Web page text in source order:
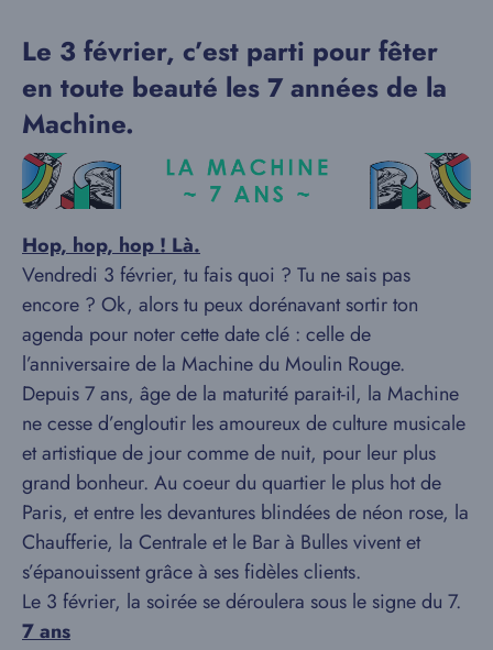
Le 3 février, c’est parti pour fêter
en toute beauté les 7 années de la
Machine.
Hop, hop, hop ! Là.
Vendredi 3 février, tu fais quoi ? Tu ne sais pas
encore ? Ok, alors tu peux dorénavant sortir ton
agenda pour noter cette date clé : celle de
l’anniversaire de la Machine du Moulin Rouge.
Depuis 7 ans, âge de la maturité parait-il, la Machine
ne cesse d’engloutir les amoureux de culture musicale
et artistique de jour comme de nuit, pour leur plus
grand bonheur. Au coeur du quartier le plus hot de
Paris, et entre les devantures blindées de néon rose, la
Chaufferie, la Centrale et le Bar à Bulles vivent et
s’épanouissent grâce à ses fidèles clients.
Le 3 février, la soirée se déroulera sous le signe du 7.
7 ans